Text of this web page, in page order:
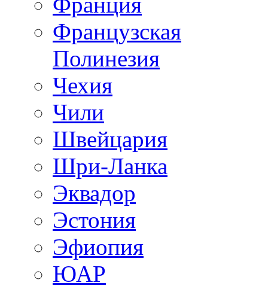
Французская
Полинезия
Чехия
Чили
Швейцария
Шри-Ланка
Эквадор
Эстония
Эфиопия
ЮАР